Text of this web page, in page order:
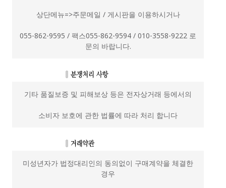
상단메뉴=>주문메일 / 게시판을 이용하시거나
055-862-9595 / 팩스055-862-9594 / 010-3558-9222 로
문의 바랍니다.
기타 품질보증 및 피해보상 등은 전자상거래 등에서의
소비자 보호에 관한 법률에 따라 처리 합니다
미성년자가 법정대리인의 동의없이 구매계약을 체결한
경우